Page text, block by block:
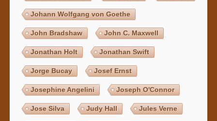
Johann Wolfgang von Goethe
John Bradshaw John C. Maxwell
Jonathan Holt Jonathan Swift
Jorge Bucay Josef Ernst
Josephine Angelini Joseph O'Connor
Jose Silva Judy Hall Jules Verne